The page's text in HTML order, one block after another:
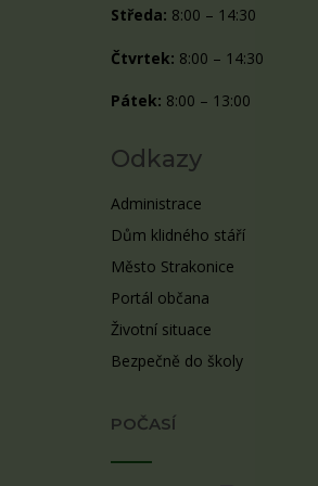
Středa: 8:00 – 14:30
Čtvrtek: 8:00 – 14:30
Pátek: 8:00 – 13:00
Odkazy
Administrace
Dům klidného stáří
Město Strakonice
Portál občana
Životní situace
Bezpečně do školy
POČASÍ